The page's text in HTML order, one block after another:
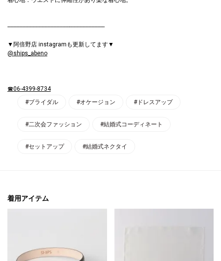
------------------------------------------------------------------
▼阿倍野店 instagramも更新してます▼
@ships_abeno
☎06-4399-8734
#ブライダル
#オケージョン #ドレスアップ
#二次会ファッション #結婚式コーディネート
#セットアップ #結婚式ネクタイ
着用アイテム